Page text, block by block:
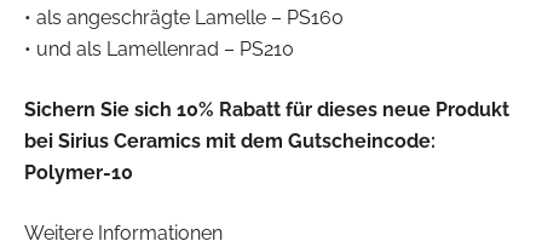
• als angeschrägte Lamelle – PS160
• und als Lamellenrad – PS210
Sichern Sie sich 10% Rabatt für dieses neue Produkt
bei Sirius Ceramics mit dem Gutscheincode:
Polymer-10
Weitere Informationen